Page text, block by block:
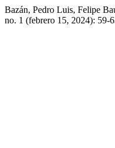
Bazán, Pedro Luis, Felipe
no. 1 (febrero 15, 2024): 59-